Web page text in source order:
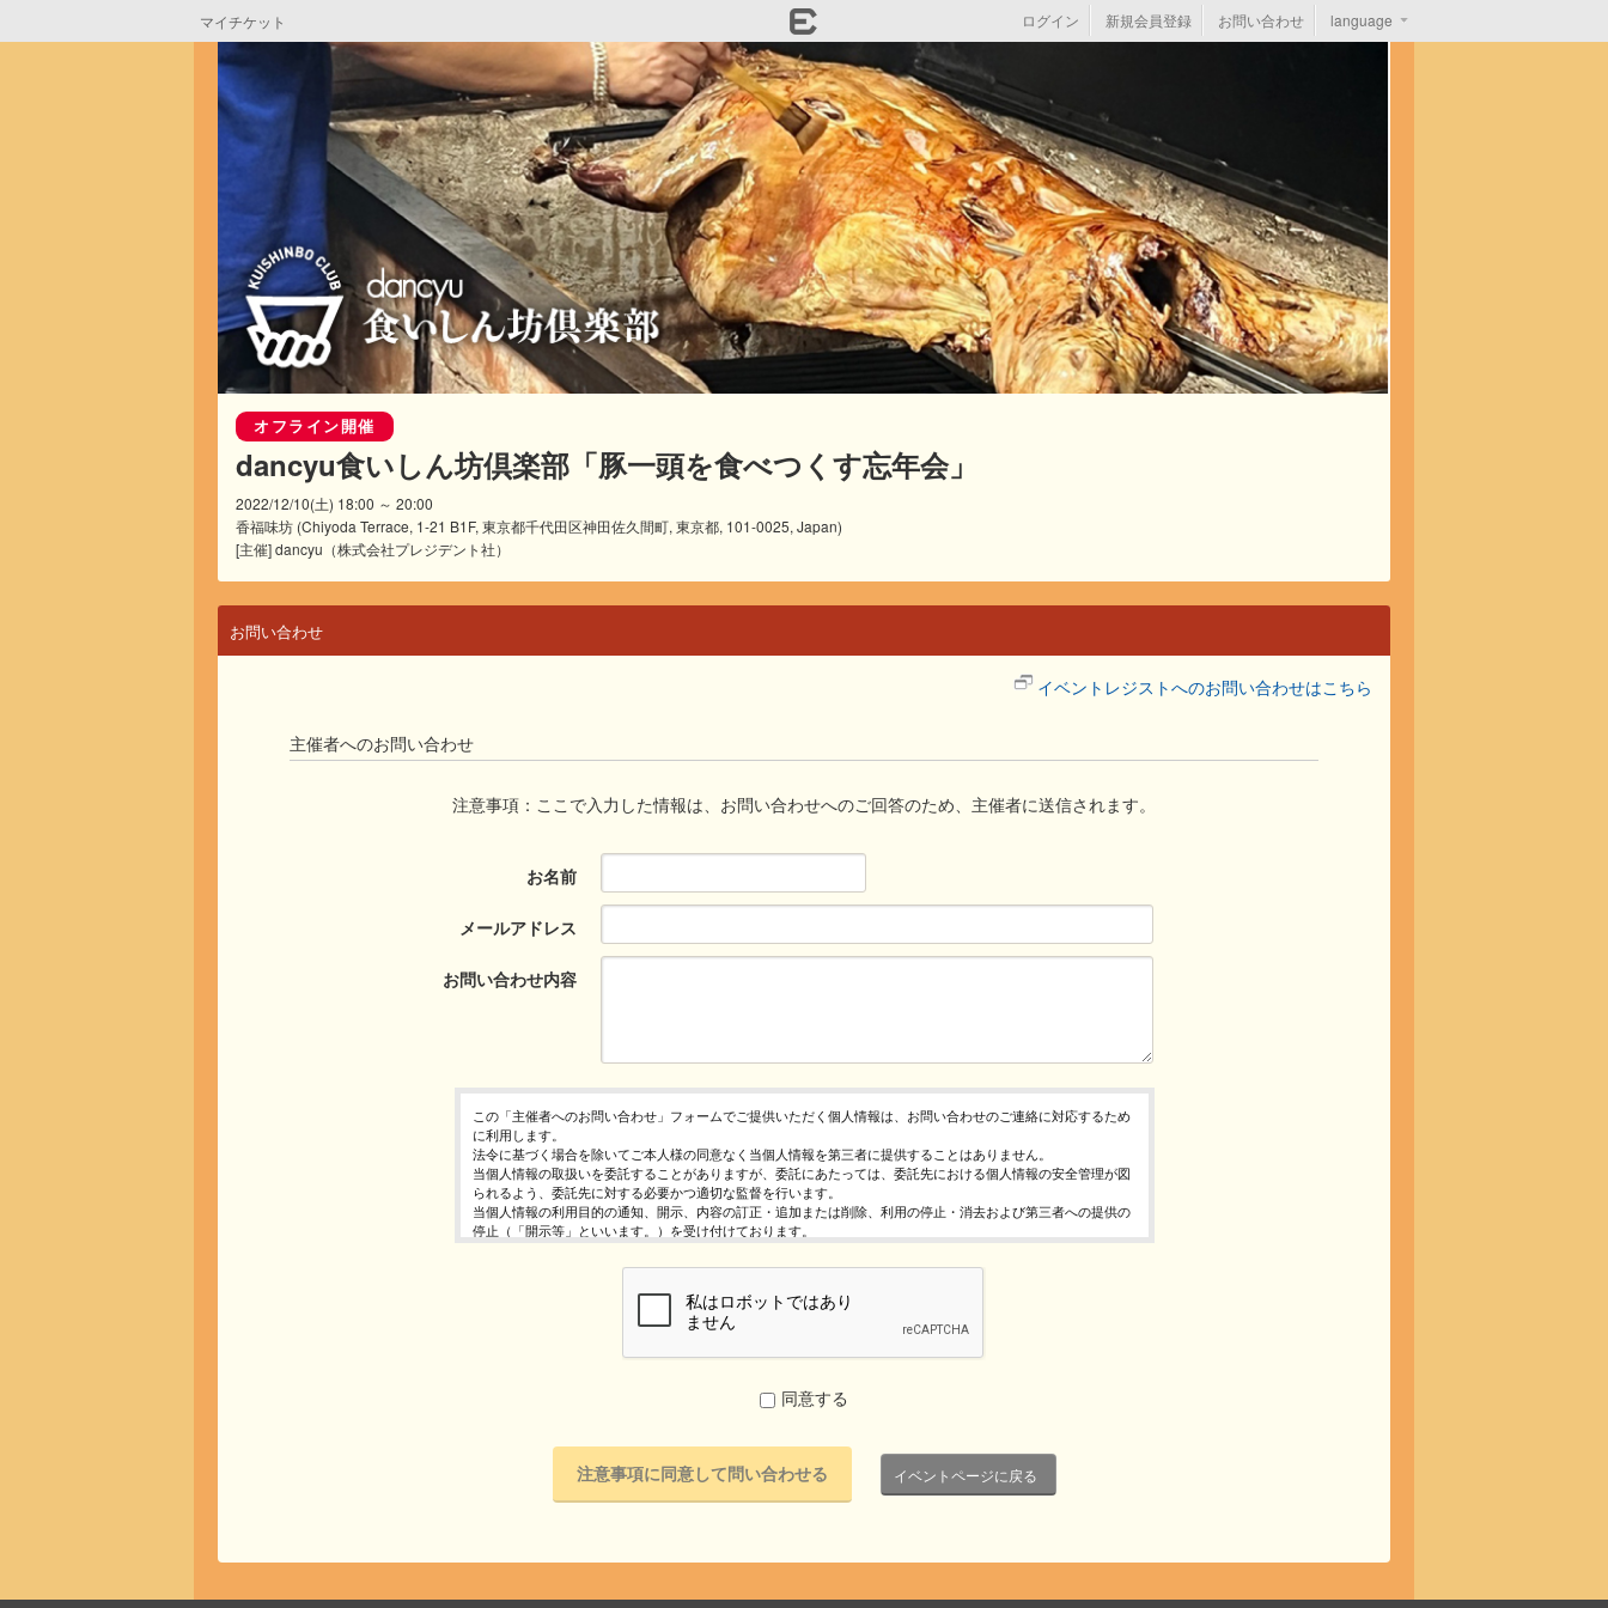
マイチケット ログイン 新規会員登録 お問い合わせ language
オフライン開催
dancyu食いしん坊倶楽部「豚一頭を食べつくす忘年会」
2022/12/10(土) 18:00 ～ 20:00
香福味坊 (Chiyoda Terrace, 1-21 B1F, 東京都千代田区神田佐久間町, 東京都, 101-0025, Japan)
[主催] dancyu（株式会社プレジデント社）
お問い合わせ
イベントレジストへのお問い合わせはこちら
主催者へのお問い合わせ
注意事項：ここで入力した情報は、お問い合わせへのご回答のため、主催者に送信されます。
お名前
メールアドレス
お問い合わせ内容
この「主催者へのお問い合わせ」フォームでご提供いただく個人情報は、お問い合わせのご連絡に対応するため
に利用します。
法令に基づく場合を除いてご本人様の同意なく当個人情報を第三者に提供することはありません。
当個人情報の取扱いを委託することがありますが、委託にあたっては、委託先における個人情報の安全管理が図
られるよう、委託先に対する必要かつ適切な監督を行います。
当個人情報の利用目的の通知、開示、内容の訂正・追加または削除、利用の停止・消去および第三者への提供の
停止（「開示等」といいます。）を受け付けております。
ご入力頂く情報の提供は任意となっております。ただし、正確な情報をご提供いただけない場合には、お問合せ
当ホームページではご利用状況の統計調査のためクッキー等を用いておりますが、これによる個人情報の取得、
東京都渋谷区千駄ヶ谷1－21－6 E-Mail：contact@eventregist.com
E-Mail ： contact@eventregist.com
受付時間 ： 10:00～18:00
同意する
イベントページに戻る